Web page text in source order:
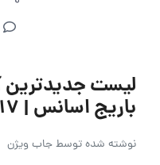
لیست جدیدترین
باریج اسانس | ۱۷ تیر ۱۴۰۵
نوشته شده توسطجاب ویژن